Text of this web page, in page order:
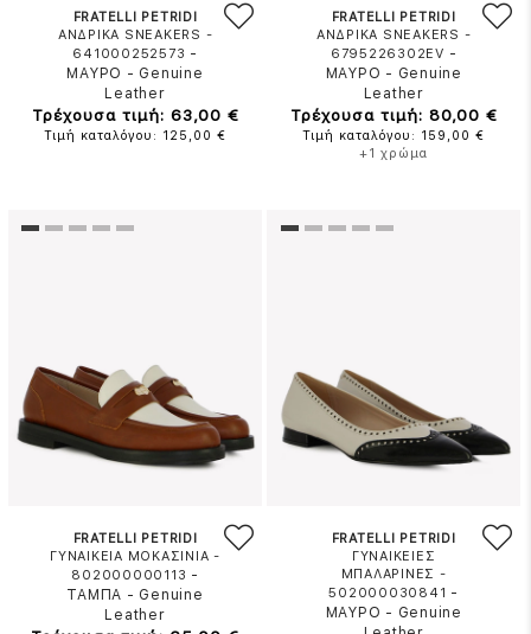
FRATELLI PETRIDI
ΑΝΔΡΙΚΑ SNEAKERS -
641000252573 -
ΜΑΥΡΟ - Genuine
Leather
Τρέχουσα τιμή: 63,00 €
Τιμή καταλόγου: 125,00 €
FRATELLI PETRIDI
ΑΝΔΡΙΚΑ SNEAKERS -
6795226302EV -
ΜΑΥΡΟ - Genuine
Leather
Τρέχουσα τιμή: 80,00 €
Τιμή καταλόγου: 159,00 €
+1 χρώμα
FRATELLI PETRIDI
ΓΥΝΑΙΚΕΙΑ ΜΟΚΑΣΙΝΙΑ -
802000000113 -
ΤΑΜΠΑ - Genuine
Leather
FRATELLI PETRIDI
ΓΥΝΑΙΚΕΙΕΣ
ΜΠΑΛΑΡΙΝΕΣ -
502000030841 -
ΜΑΥΡΟ - Genuine